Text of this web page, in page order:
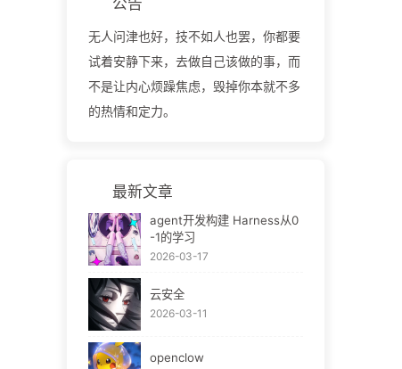
公告
无人问津也好，技不如人也罢，你都要
试着安静下来，去做自己该做的事，而
不是让内心烦躁焦虑，毁掉你本就不多
的热情和定力。
最新文章
agent开发构建 Harness从0
-1的学习
2026-03-17
云安全
2026-03-11
openclow